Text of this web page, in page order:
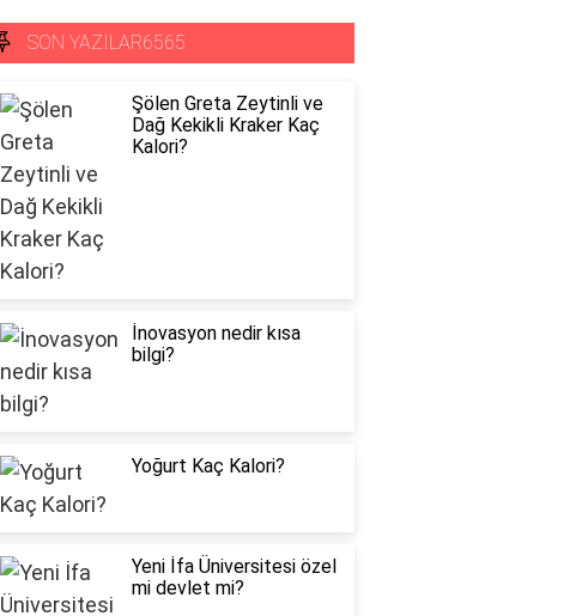
SON YAZILAR6565
Şölen Greta Zeytinli ve
Dağ Kekikli Kraker Kaç
Kalori?
İnovasyon nedir kısa
bilgi?
Yoğurt Kaç Kalori?
Yeni İfa Üniversitesi özel
mi devlet mi?